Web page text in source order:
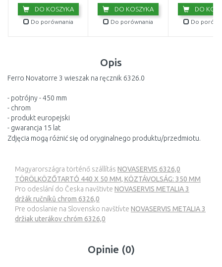
DO KOSZYKA
Do porównania
DO KOSZYKA
Do porównania
DO
Do
Opis
Ferro Novatorre 3 wieszak na ręcznik 6326.0
- potrójny - 450 mm
- chrom
- produkt europejski
- gwarancja 15 lat
Zdjęcia mogą różnić się od oryginalnego produktu/przedmiotu.
Magyarországra történő szállítás NOVASERVIS 6326,0
TÖRÖLKÖZŐTARTÓ 440 X 50 MM, KÖZTÁVOLSÁG: 350 MM
Pro odeslání do Česka navštivte NOVASERVIS METALIA 3
držák ručníků chrom 6326,0
Pre odoslanie na Slovensko navštívte NOVASERVIS METALIA 3
držiak uterákov chróm 6326,0
Opinie (0)